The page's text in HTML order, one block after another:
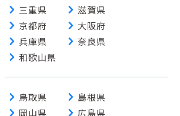
chevron_right 三重県 chevron_right 滋賀県
chevron_right 京都府 chevron_right 大阪府
chevron_right 兵庫県 chevron_right 奈良県
chevron_right 和歌山県
chevron_right 鳥取県 chevron_right 島根県
岡山県 広島県